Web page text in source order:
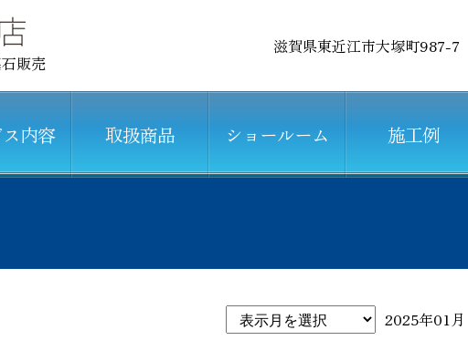
販売
滋賀県東近江市大塚町987-7
内容 取扱商品 ショールーム 施工例
2025年01月